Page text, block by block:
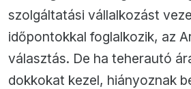
szolgáltatási vállalkozást
időpontokkal foglalkozik, az
választás. De ha teherautó
dokkokat kezel, hiányoznak